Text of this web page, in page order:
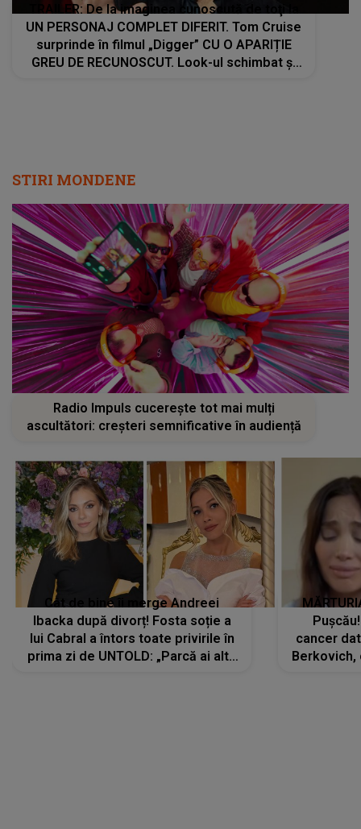
TRAILER: De la imaginea cunoscută de toţi la
UN PERSONAJ COMPLET DIFERIT. Tom Cruise
surprinde în filmul „Digger” CU O APARIȚIE
GREU DE RECUNOSCUT. Look-ul schimbat şi
STIRI MONDENE
Radio Impuls cucerește tot mai mulți
ascultători: creșteri semnificative în audiență
Cât de bine îi merge Andreei
Ibacka după divorț! Fosta soție a
lui Cabral a întors toate privirile în
prima zi de UNTOLD: „Parcă ai altă
cancer
Berkovich,